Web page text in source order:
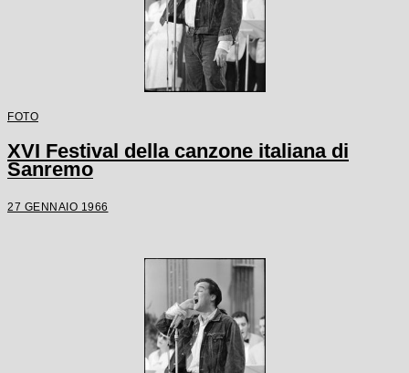
FOTO
XVI Festival della canzone italiana di
Sanremo
27 GENNAIO 1966